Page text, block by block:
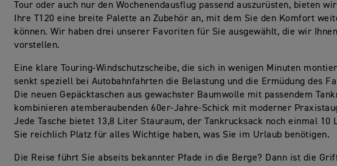
Tour oder auch nur den Wochenendausflug passend auszurüsten, bieten
Ihre T120 eine breite Palette an Zubehör an, mit dem Sie den Komfort
können. Wir haben drei unserer Favoriten für Sie ausgewählt, die wir
vorstellen.
Eine klare Touring-Windschutzscheibe, die sich in wenigen Minuten
senkt speziell bei Autobahnfahrten die Belastung und die Ermüdung des
Die neuen Gepäcktaschen aus gewachster Baumwolle mit passendem
kombinieren atemberaubenden 60er-Jahre-Schick mit moderner
Jede Tasche bietet 13,8 Liter Stauraum, der Tankrucksack noch einmal 10
Sie reichlich Platz für alles Wichtige haben, was Sie im Urlaub benötigen.
Die Reise führt Sie abseits bekannter Pfade in die Berge? Dann ist die